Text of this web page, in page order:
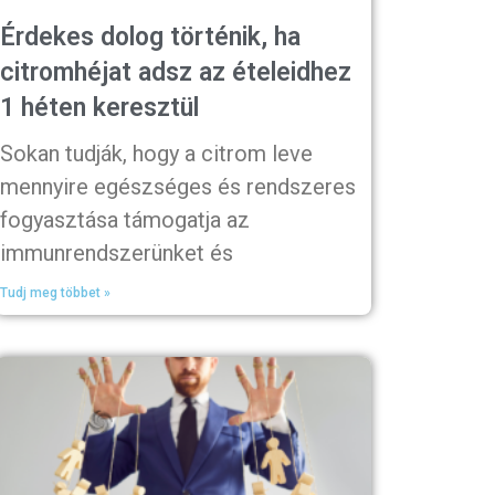
Érdekes dolog történik, ha
citromhéjat adsz az ételeidhez
1 héten keresztül
Sokan tudják, hogy a citrom leve
mennyire egészséges és rendszeres
fogyasztása támogatja az
immunrendszerünket és
Tudj meg többet »